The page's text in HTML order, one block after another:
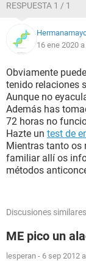
RESPUESTA 1 / 1
16 ene 2020
Obviamente
tenido relaciones
Aunque no
Además has
72 horas no
Hazte un test de
Mientras tanto os
familiar allí os
métodos
Discusiones similares
ME pico un
lesperan - 6 sep 2012